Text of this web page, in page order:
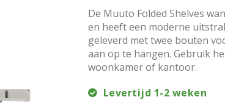
De Muuto Folded Shelves
en heeft een moderne
geleverd met twee bouten
aan op te hangen. Gebruik
woonkamer of kantoor.
Levertijd 1-2 weken